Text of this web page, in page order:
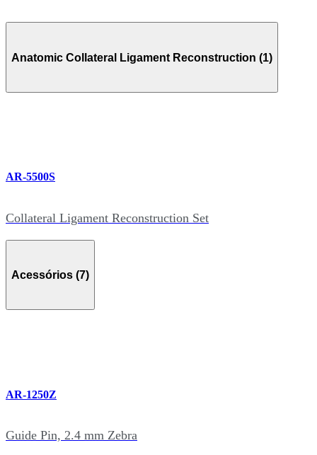
Anatomic Collateral Ligament Reconstruction (1)
AR-5500S
Collateral Ligament Reconstruction Set
Acessórios (7)
AR-1250Z
Guide Pin, 2.4 mm Zebra